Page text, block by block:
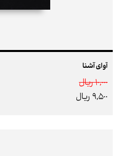
آوای آشنا
10,000 ريال
9,500 ريال